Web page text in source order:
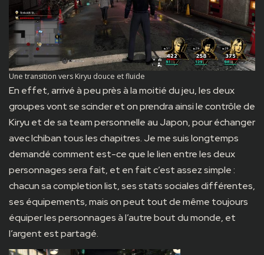
Une transition vers Kiryu douce et fluide
En effet, arrivé à peu près à la moitié du jeu, les deux
groupes vont se scinder et on prendra ainsi le contrôle de
Kiryu et de sa team personnelle au Japon, pour échanger
avec Ichiban tous les chapitres. Je me suis longtemps
demandé comment est-ce que le lien entre les deux
personnages sera fait, et en fait c’est assez simple :
chacun sa completion list, ses stats sociales différentes,
ses équipements, mais on peut tout de même toujours
équiper les personnages à l’autre bout du monde, et
l’argent est partagé.